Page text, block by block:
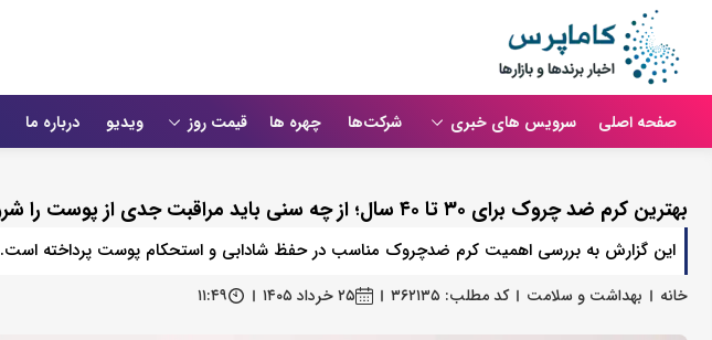
صفحه اصلی سرویس های خبری شرکت‌ها چهره ها قیمت روز ویدیو درباره ما
بهترین کرم ضد چروک برای ۳۰ تا ۴۰ سال؛ از چه سنی باید مراقبت جدی از پوست را شروع کرد؟
این گزارش به بررسی اهمیت کرم ضدچروک مناسب در حفظ شادابی و استحکام پوست پرداخته است.
خانه بهداشت و سلامت کد مطلب: ۳۶۲۱۳۵ ۲۵ خرداد ۱۴۰۵ ۱۱:۴۹